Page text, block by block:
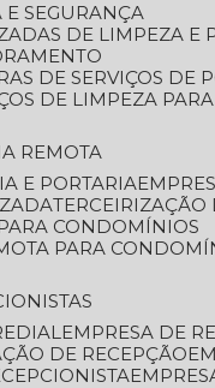
E SEGURANÇA
DE LIMPEZA E
DE SERVIÇOS DE
DE LIMPEZA
REMOTA
E PORTARIA
CONDOMÍNIOS
PARA
EMPRESA DE
DE RECEPÇÃO